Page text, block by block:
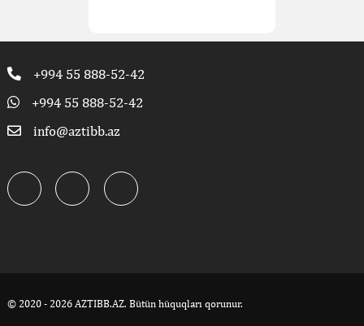
+994 55 888-52-42
+994 55 888-52-42
info@aztibb.az
© 2020 - 2026 AZTIBB.AZ. Bütün hüquqları qorunur.